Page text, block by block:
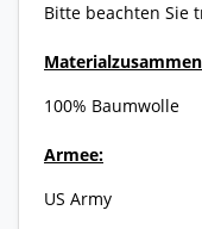
Bitte beachten Sie
100% Baumwolle
Armee:
US Army